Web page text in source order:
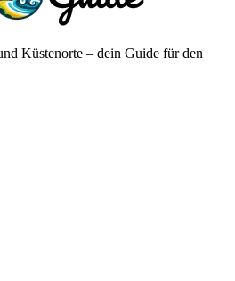
Küstenorte – dein Guide für den